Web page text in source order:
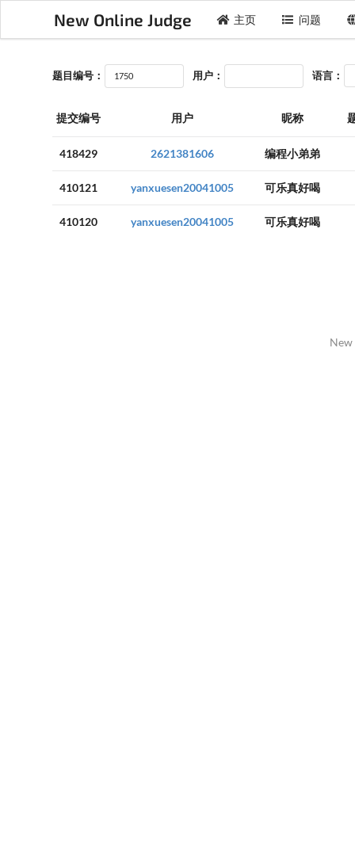
New Online Judge 主页 问题
题目编号： 用户： 语言：
提交编号 用户 昵称
418429 2621381606 编程小弟弟
410121 yanxuesen20041005 可乐真好喝
410120 yanxuesen20041005 可乐真好喝